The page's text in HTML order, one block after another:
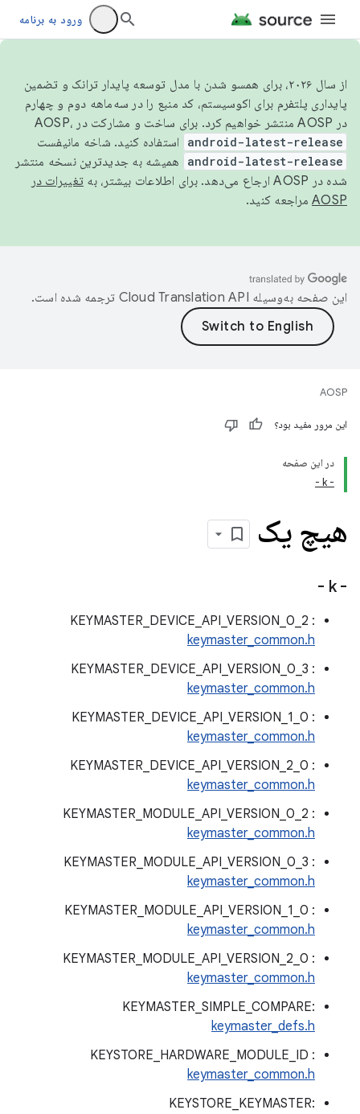
ورود به برنامه
از سال ۲۰۲۶، برای همسو شدن با مدل توسعه پایدار ترانک و تضمین
پایداری پلتفرم برای اکوسیستم، کد منبع را در سه‌ماهه دوم و چهارم
در AOSP منتشر خواهیم کرد. برای ساخت و مشارکت در AOSP،
android-latest-release استفاده کنید. شاخه مانیفست
android-latest-release
همیشه به جدیدترین نسخه منتشر
شده در AOSP ارجاع می‌دهد. برای اطلاعات بیشتر، به
تغییرات در
AOSP مراجعه کنید.
این صفحه به‌وسیله ترجمه شده است.
AOSP
این مرور مفید بود؟
در این صفحه
- k -
هیچ یک
- k -
KEYMASTER_DEVICE_API_VERSION_0_2 :
keymaster_common.h
KEYMASTER_DEVICE_API_VERSION_0_3 :
keymaster_common.h
KEYMASTER_DEVICE_API_VERSION_1_0 :
keymaster_common.h
KEYMASTER_DEVICE_API_VERSION_2_0 :
keymaster_common.h
KEYMASTER_MODULE_API_VERSION_0_2 :
keymaster_common.h
KEYMASTER_MODULE_API_VERSION_0_3 :
keymaster_common.h
KEYMASTER_MODULE_API_VERSION_1_0 :
keymaster_common.h
KEYMASTER_MODULE_API_VERSION_2_0 :
keymaster_common.h
KEYMASTER_SIMPLE_COMPARE:
keymaster_defs.h
KEYSTORE_HARDWARE_MODULE_ID :
keymaster_common.h
KEYSTORE_KEYMASTER: